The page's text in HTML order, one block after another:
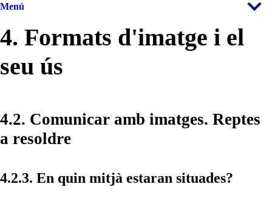
Menú
4. Formats d'imatge i el
seu ús
4.2. Comunicar amb imatges. Reptes
a resoldre
4.2.3. En quin mitjà estaran situades?